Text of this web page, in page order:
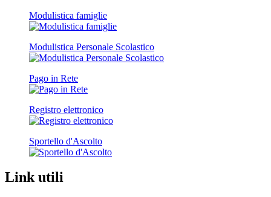
Modulistica famiglie
Modulistica Personale Scolastico
Pago in Rete
Registro elettronico
Sportello d'Ascolto
Link utili